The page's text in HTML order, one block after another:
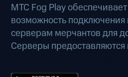
МТС Fog Play
возможность
серверам мерчантов для
Серверы